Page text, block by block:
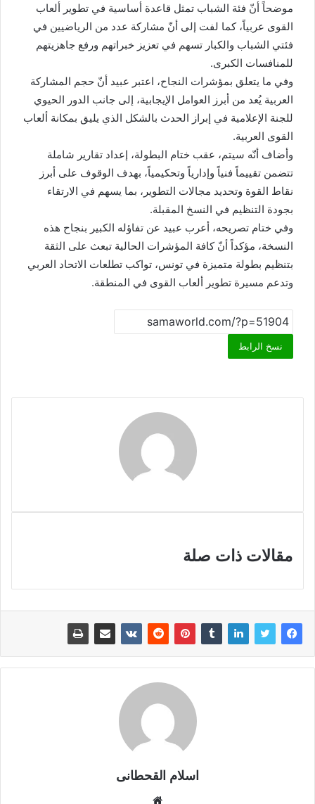
موضحاً أنّ فئة الشباب تمثل قاعدة أساسية في تطوير ألعاب
القوى عربياً، كما لفت إلى أنّ مشاركة عدد من الرياضيين في
فئتي الشباب والكبار تسهم في تعزيز خبراتهم ورفع جاهزيتهم
للمنافسات الكبرى.
وفي ما يتعلق بمؤشرات النجاح، اعتبر عبيد أنّ حجم المشاركة
العربية يُعد من أبرز العوامل الإيجابية، إلى جانب الدور الحيوي
للجنة الإعلامية في إبراز الحدث بالشكل الذي يليق بمكانة ألعاب
القوى العربية.
وأضاف أنّه سيتم، عقب ختام البطولة، إعداد تقارير شاملة
تتضمن تقييماً فنياً وإدارياً وتحكيمياً، بهدف الوقوف على أبرز
نقاط القوة وتحديد مجالات التطوير، بما يسهم في الارتقاء
بجودة التنظيم في النسخ المقبلة.
وفي ختام تصريحه، أعرب عبيد عن تفاؤله الكبير بنجاح هذه
النسخة، مؤكداً أنّ كافة المؤشرات الحالية تبعث على الثقة
بتنظيم بطولة متميزة في تونس، تواكب تطلعات الاتحاد العربي
وتدعم مسيرة تطوير ألعاب القوى في المنطقة.
نسخ الرابط
مقالات ذات صلة
اسلام القحطانى